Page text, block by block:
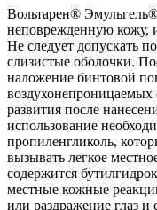
Вольтарен®
неповрежденную кожу,
Не следует допускать
слизистые оболочки.
наложение бинтовой
развития после
использование
пропиленгликоль,
вызывать легкое
содержится
местные кожные
или раздражение глаз